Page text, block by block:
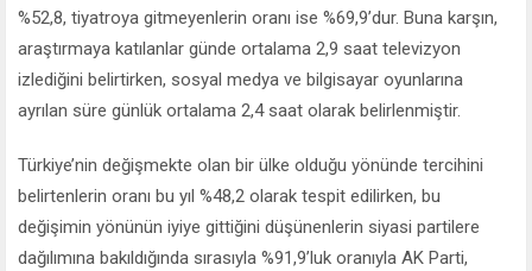
%52,8, tiyatroya gitmeyenlerin oranı ise %69,9’dur. Buna karşın,
araştırmaya katılanlar günde ortalama 2,9 saat televizyon
izlediğini belirtirken, sosyal medya ve bilgisayar oyunlarına
ayrılan süre günlük ortalama 2,4 saat olarak belirlenmiştir.
Türkiye’nin değişmekte olan bir ülke olduğu yönünde tercihini
belirtenlerin oranı bu yıl %48,2 olarak tespit edilirken, bu
değişimin yönünün iyiye gittiğini düşünenlerin siyasi partilere
dağılımına bakıldığında sırasıyla %91,9’luk oranıyla AK Parti,